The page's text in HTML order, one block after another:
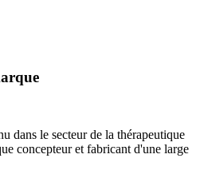
dans le secteur de la thérapeutique
concepteur et fabricant d'une large